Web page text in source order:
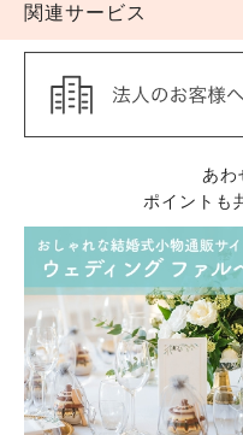
関連サービス
あわ
ポイントも